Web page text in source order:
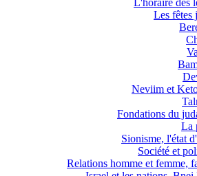
L'horaire des
Les fêtes
Neviim et
Fondations du
La
Sionisme, l'état
Société et
Relations homme et femme,